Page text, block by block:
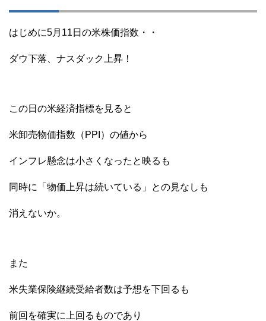
はじめに5月11日の米株価指数・・
ダウ下落、ナスダック上昇！
この日の米経済指標を見ると
米卸売物価指数（PPI）の値から
インフレ懸念は小さくなったと映るも
同時に「物価上昇は続いている」との見なしも
消えないか。
また
米失業保険継続受給者数は予想を下回るも
前回を確実に上回るものであり